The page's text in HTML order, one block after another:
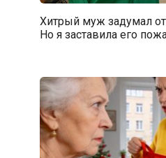
Хитрый муж задумал
Но я заставила его